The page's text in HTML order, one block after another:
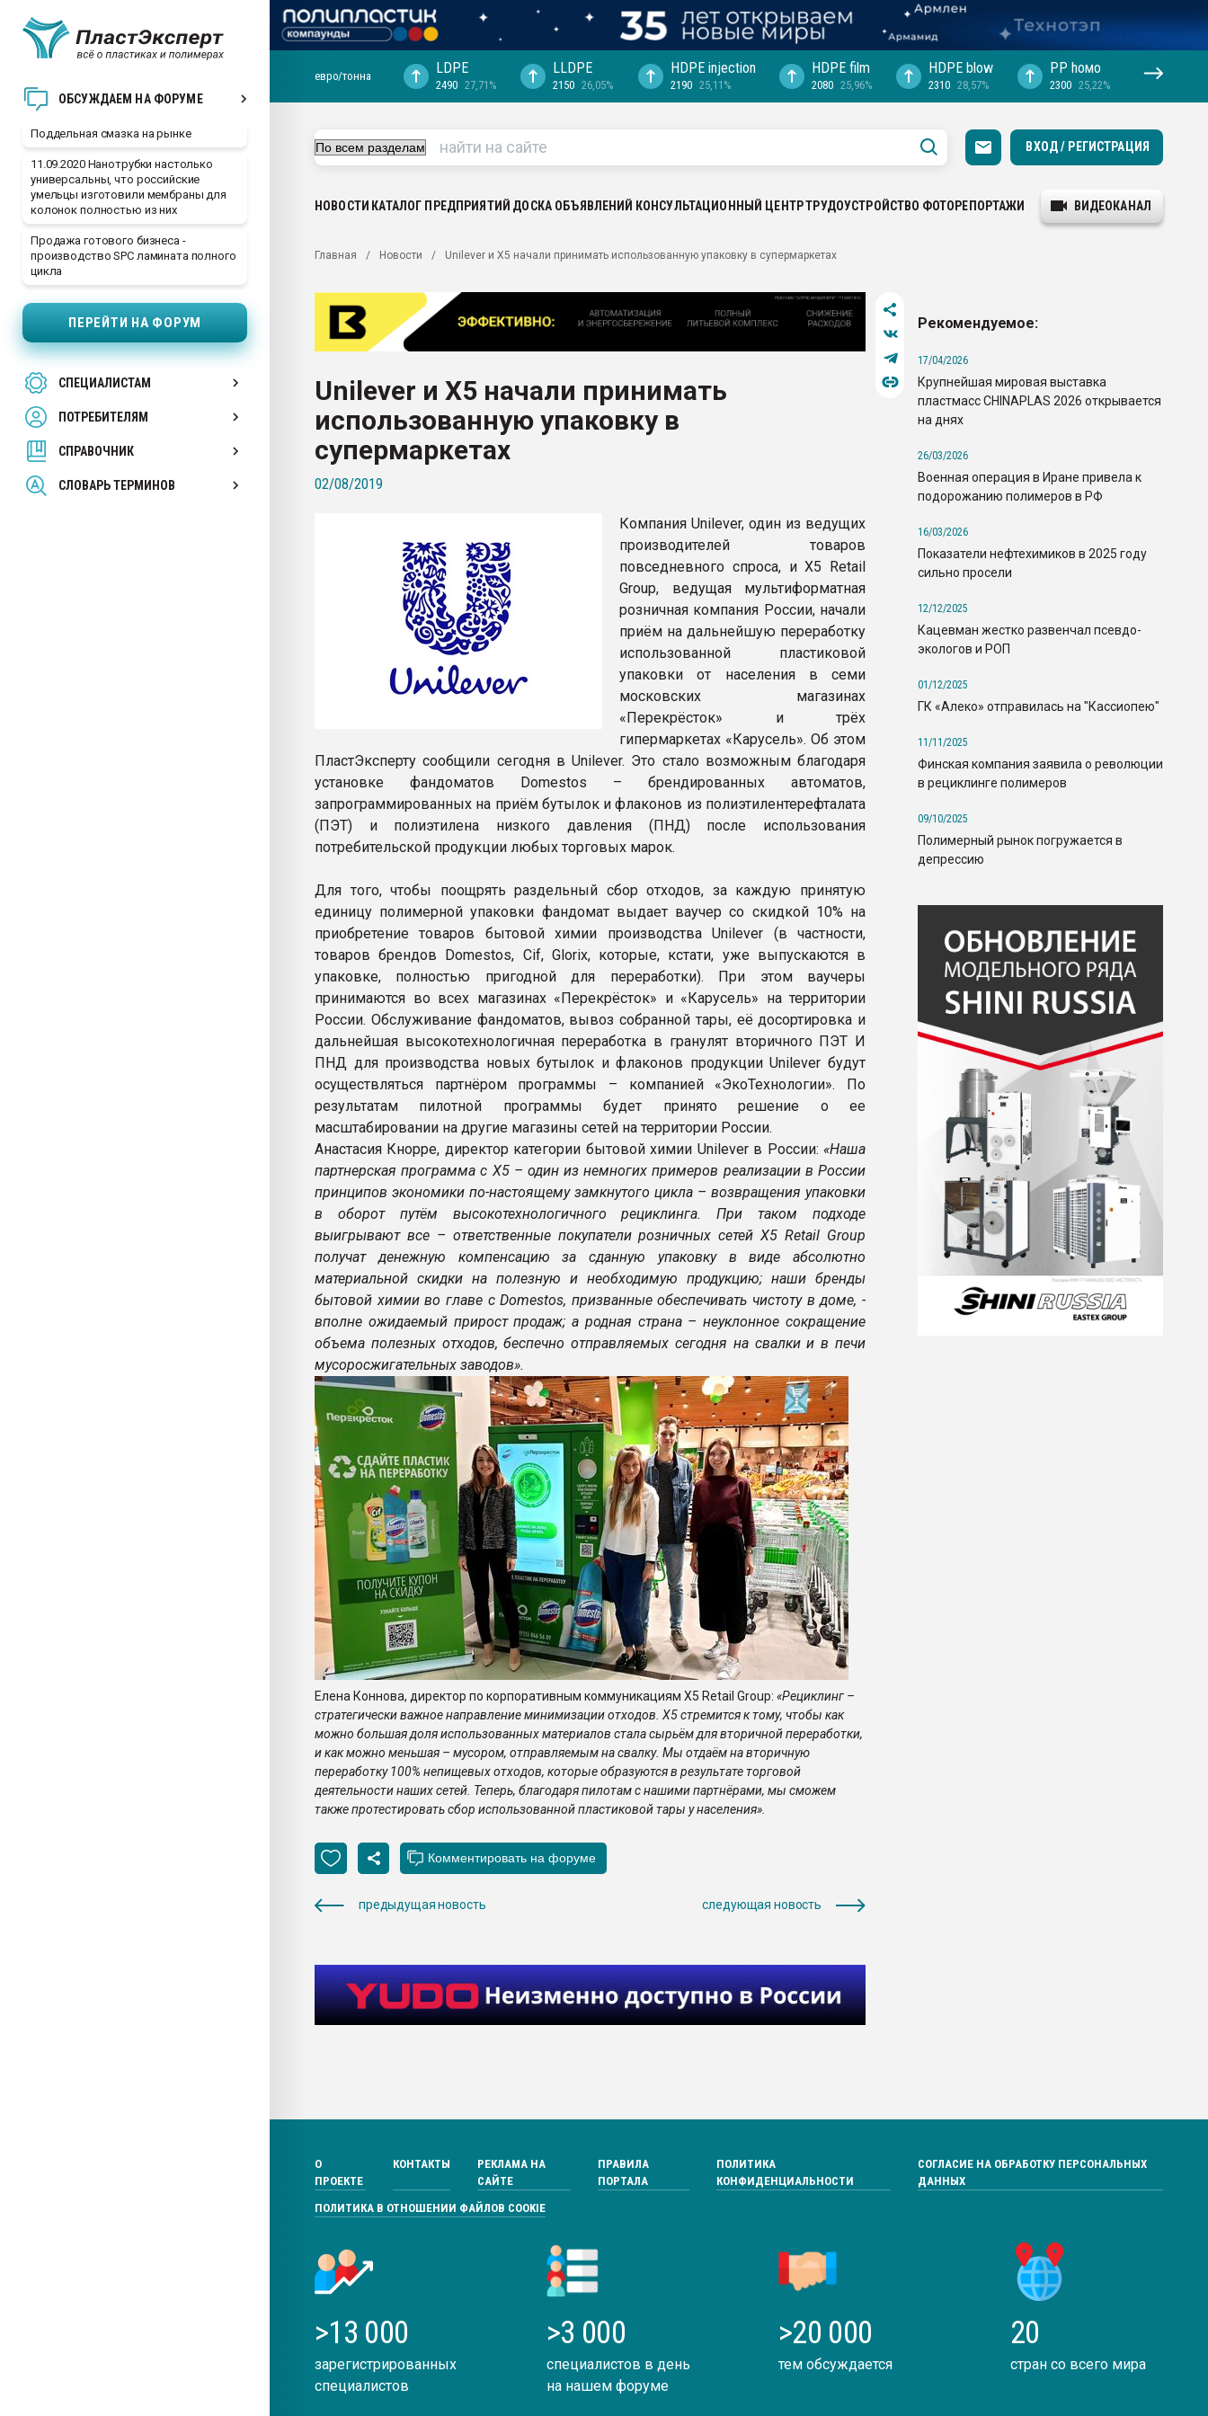
ОБСУЖДАЕМ НА ФОРУМЕ
Поддельная смазка на рынке
11.09.2020 Нанотрубки настолько
универсальны, что российские
умельцы изготовили мембраны для
колонок полностью из них
Продажа готового бизнеса -
производство SPC ламината полного
цикла
ПЕРЕЙТИ НА ФОРУМ
СПЕЦИАЛИСТАМ
ПОТРЕБИТЕЛЯМ
СПРАВОЧНИК
СЛОВАРЬ ТЕРМИНОВ
ближайшее подмосковье, с.-в.
Подмосковье, Москва
первый план в переработке
28.07.2026 "Технониколь" довольна
Всё, что касается выдува ПЭТ
Материал поверхности пуансона для
Продам отходы Композиция
поликарбоната и АБС-пластика
Armaloy PC/ABS-1IM черный цвет
ПЕРЕЙТИ НА ФОРУМ
евро/тонна LDPE
2490 27,71%
LLDPE
2150 26,05%
HDPE injection
2190 25,11%
HDPE film
2080 25,96%
HDPE blow
2310 28,57%
PP hомо
2300 25,22%
ВХОД / РЕГИСТРАЦИЯ
НОВОСТИ КАТАЛОГ ПРЕДПРИЯТИЙ ДОСКА ОБЪЯВЛЕНИЙ КОНСУЛЬТАЦИОННЫЙ ЦЕНТРТРУДОУСТРОЙСТВО ФОТОРЕПОРТАЖИ ВИДЕОКАНАЛ
Главная Новости Unilever и X5 начали принимать использованную упаковку в супермаркетах
Unilever и X5 начали принимать
использованную упаковку в
супермаркетах
02/08/2019
Компания Unilever, один из ведущих
производителей товаров
повседневного спроса, и X5 Retail
Group, ведущая мультиформатная
розничная компания России, начали
приём на дальнейшую переработку
использованной пластиковой
упаковки от населения в семи
московских магазинах
«Перекрёсток» и трёх
гипермаркетах «Карусель». Об этом
ПластЭксперту сообщили сегодня в Unilever. Это стало возможным благодаря
установке фандоматов Domestos – брендированных автоматов,
запрограммированных на приём бутылок и флаконов из полиэтилентерефталата
(ПЭТ) и полиэтилена низкого давления (ПНД) после использования
потребительской продукции любых торговых марок.
Для того, чтобы поощрять раздельный сбор отходов, за каждую принятую
единицу полимерной упаковки фандомат выдает ваучер со скидкой 10% на
приобретение товаров бытовой химии производства Unilever (в частности,
товаров брендов Domestos, Cif, Glorix, которые, кстати, уже выпускаются в
упаковке, полностью пригодной для переработки). При этом ваучеры
принимаются во всех магазинах «Перекрёсток» и «Карусель» на территории
России. Обслуживание фандоматов, вывоз собранной тары, её досортировка и
дальнейшая высокотехнологичная переработка в гранулят вторичного ПЭТ И
ПНД для производства новых бутылок и флаконов продукции Unilever будут
осуществляться партнёром программы – компанией «ЭкоТехнологии». По
результатам пилотной программы будет принято решение о ее
масштабировании на другие магазины сетей на территории России.
Анастасия Кнорре, директор категории бытовой химии Unilever в России: «Наша
партнерская программа с X5 – один из немногих примеров реализации в России
принципов экономики по-настоящему замкнутого цикла – возвращения упаковки
в оборот путём высокотехнологичного рециклинга. При таком подходе
выигрывают все – ответственные покупатели розничных сетей X5 Retail Group
получат денежную компенсацию за сданную упаковку в виде абсолютно
материальной скидки на полезную и необходимую продукцию; наши бренды
бытовой химии во главе с Domestos, призванные обеспечивать чистоту в доме, -
вполне ожидаемый прирост продаж; а родная страна – неуклонное сокращение
объема полезных отходов, беспечно отправляемых сегодня на свалки и в печи
мусоросжигательных заводов».
Елена Коннова, директор по корпоративным коммуникациям X5 Retail Group: «Рециклинг –
стратегически важное направление минимизации отходов. Х5 стремится к тому, чтобы как
можно большая доля использованных материалов стала сырьём для вторичной переработки,
и как можно меньшая – мусором, отправляемым на свалку. Мы отдаём на вторичную
переработку 100% непищевых отходов, которые образуются в результате торговой
деятельности наших сетей. Теперь, благодаря пилотам с нашими партнёрами, мы сможем
также протестировать сбор использованной пластиковой тары у населения».
предыдущая новость следующая новость
Рекомендуемое:
17/04/2026
Крупнейшая мировая выставка
пластмасс CHINAPLAS 2026 открывается
на днях
26/03/2026
Военная операция в Иране привела к
подорожанию полимеров в РФ
16/03/2026
Показатели нефтехимиков в 2025 году
сильно просели
12/12/2025
Кацевман жестко развенчал псевдо-
экологов и РОП
01/12/2025
ГК «Алеко» отправилась на "Кассиопею"
11/11/2025
Финская компания заявила о революции
в рециклинге полимеров
09/10/2025
Полимерный рынок погружается в
депрессию
О
ПРОЕКТЕ
КОНТАКТЫ
РЕКЛАМА НА
САЙТЕ
ПРАВИЛА
ПОРТАЛА
ПОЛИТИКА
КОНФИДЕНЦИАЛЬНОСТИ
СОГЛАСИЕ НА ОБРАБОТКУ ПЕРСОНАЛЬНЫХ
ДАННЫХ
ПОЛИТИКА В ОТНОШЕНИИ ФАЙЛОВ COOKIE
>13 000
зарегистрированных
специалистов
>3 000
специалистов в день
на нашем форуме
>20 000
тем обсуждается
20
стран со всего мира